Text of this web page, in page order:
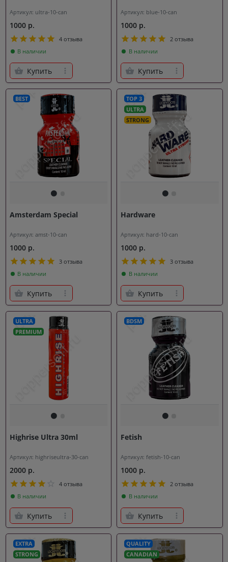
Артикул: ultra-10-can
1000 р.
4 отзыва
В наличии
Купить
Артикул: blue-10-can
1000 р.
2 отзыва
В наличии
Купить
BEST
Amsterdam Special
Артикул: amst-10-can
1000 р.
3 отзыва
В наличии
Купить
TOP 3
ULTRA
STRONG
Hardware
Артикул: hard-10-can
1000 р.
3 отзыва
В наличии
Купить
ULTRA
PREMIUM
Highrise Ultra 30ml
Артикул: highriseultra-30-can
2000 р.
4 отзыва
В наличии
Купить
BDSM
Fetish
Артикул: fetish-10-can
1000 р.
2 отзыва
В наличии
Купить
EXTRA
STRONG
QUALITY
CANADIAN